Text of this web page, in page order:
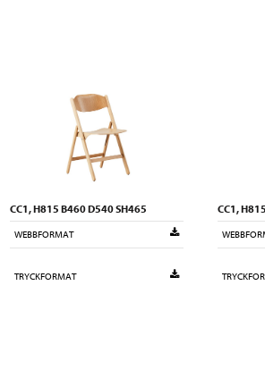
CC1, H815 B460 D540 SH465
WEBBFORMAT
TRYCKFORMAT
CC1,